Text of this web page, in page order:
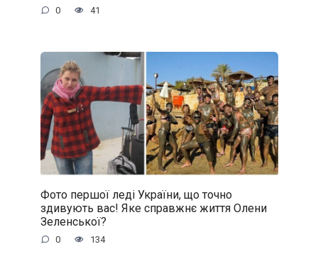
0 41
Фото першої леді України, що точно
здивують вас! Яке справжнє життя Олени
Зеленської?
0 134